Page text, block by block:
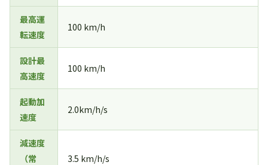
最高運
転速度
100 km/h
設計最
高速度
100 km/h
起動加
速度
2.0km/h/s
減速度
（常
3.5 km/h/s